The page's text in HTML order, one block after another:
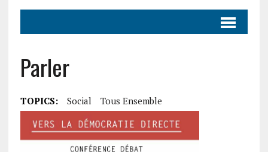
Parler
TOPICS: Social Tous Ensemble